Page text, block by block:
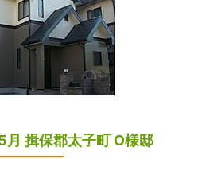
揖保郡太子町 O様邸